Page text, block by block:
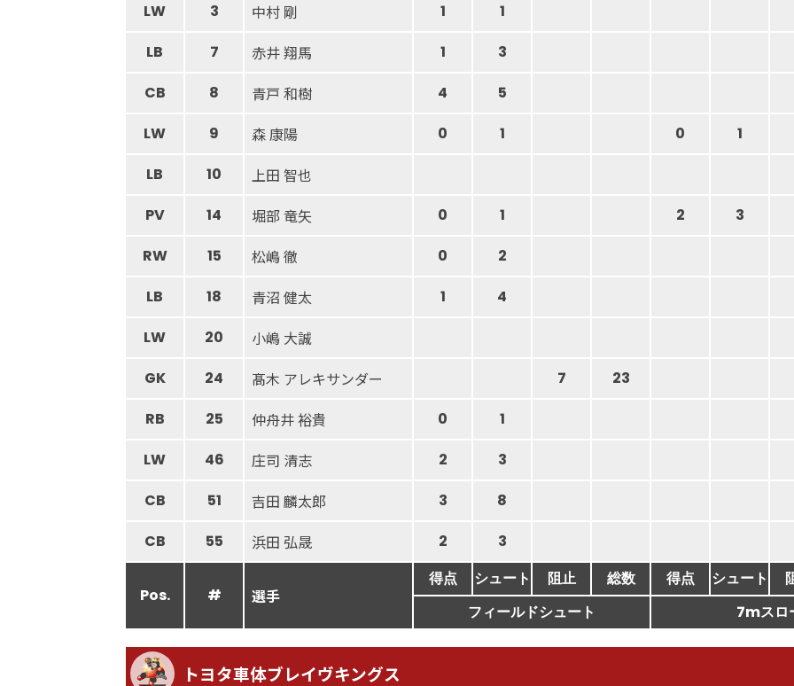
LW 3 中村 剛 1
1
LB
7 赤井 翔馬 1
3
CB
8 青戸 和樹 4
5
LW
9 森 康陽 0 1 0
1
LB
10 上田 智也
PV 14 堀部 竜矢 0 1 2
3
RW
15 松嶋 徹 0
2
LB
18 青沼 健太 1
4
LW
20 小嶋 大誠
GK 24 髙木 アレキサンダー 7
23
RB
25 仲舟井 裕貴 0
1
LW
46 庄司 清志 2
3
CB
51 吉田 麟太郎 3
8
CB
55 浜田 弘晟 2 3
Pos. # 選手
得点 シュート 阻止 総数 得点 シュート
フィールドシュート
7mスロ
トヨタ車体ブレイヴキングス